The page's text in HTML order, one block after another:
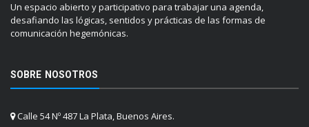
Un espacio abierto y participativo para trabajar una agenda,
desafiando las lógicas, sentidos y prácticas de las formas de
comunicación hegemónicas.
SOBRE NOSOTROS
Calle 54 Nº 487 La Plata, Buenos Aires.